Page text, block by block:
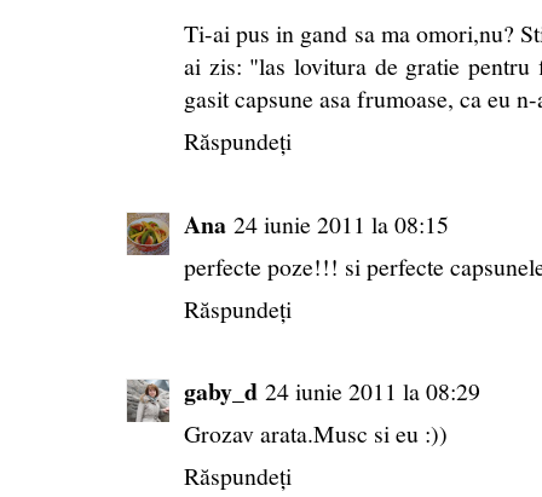
Ti-ai pus in gand sa ma omori,nu?
ai zis: "las lovitura de gratie
gasit capsune asa frumoase, ca eu
Răspundeți
Ana 24 iunie 2011 la 08:15
perfecte poze!!! si perfecte
Răspundeți
gaby_d 24 iunie 2011 la 08:29
Grozav arata.Musc si eu :))
Răspundeți